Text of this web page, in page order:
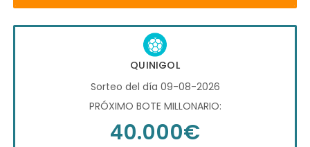
QUINIGOL
Sorteo del día 09-08-2026
PRÓXIMO BOTE MILLONARIO:
40.000€